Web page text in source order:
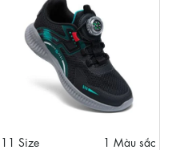
11 Size
1 Màu sắc